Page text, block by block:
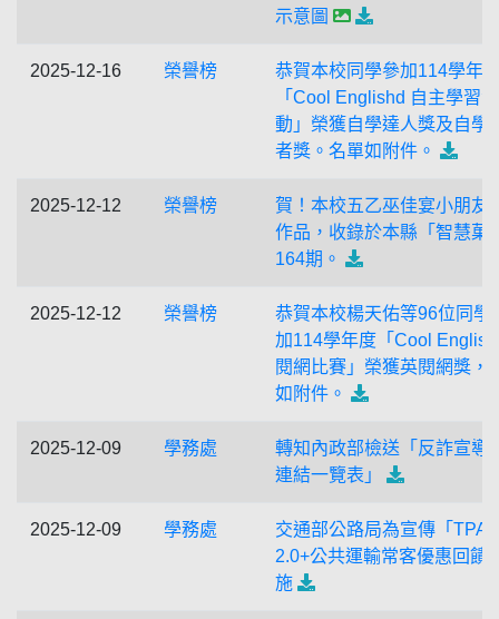
示意圖
2025-12-16 榮譽榜
恭賀本校同學參加114學年
「Cool Englishd 自主學習活
動」榮獲自學達人獎及自學
者獎。名單如附件。
2025-12-12 榮譽榜
賀！本校五乙巫佳宴小朋友
作品，收錄於本縣「智慧菓
164期。
2025-12-12 榮譽榜
恭賀本校楊天佑等96位同學
加114學年度「Cool
閱網比賽」榮獲英閱網獎，
如附件。
2025-12-09 學務處
轉知內政部檢送「反詐宣導
連結一覽表」
2025-12-09 學務處
交通部公路局為宣傳「
2.0+公共運輸常客優惠回饋
施